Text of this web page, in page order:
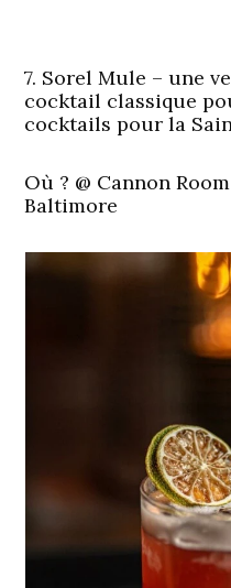
7. Sorel Mule – une
cocktail classique
cocktails pour la
Où ? @ Cannon
Baltimore